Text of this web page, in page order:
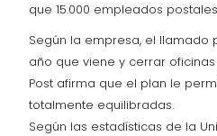
que 15.000 empleados
Según la empresa, el llamado
año que viene y cerrar
Post afirma que el plan le
totalmente equilibradas.
Según las estadísticas de la